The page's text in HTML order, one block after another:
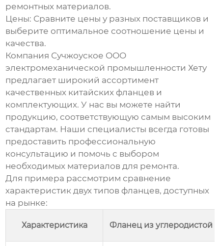
ремонтных материалов.
Цены: Сравните цены у разных поставщиков и
выберите оптимальное соотношение цены и
качества.
Компания Сучжоуское ООО
электромеханической промышленности Хету
предлагает широкий ассортимент
качественных китайских фланцев и
комплектующих. У нас вы можете найти
продукцию, соответствующую самым высоким
стандартам. Наши специалисты всегда готовы
предоставить профессиональную
консультацию и помочь с выбором
необходимых материалов для ремонта.
Для примера рассмотрим сравнение
характеристик двух типов фланцев, доступных
на рынке:
Характеристика Фланец из углеродистой